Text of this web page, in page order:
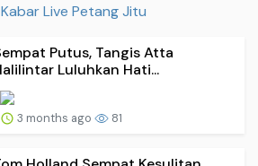
Live Petang Jitu
Putus, Tangis Atta
Luluhkan Hati...
3 months ago 81